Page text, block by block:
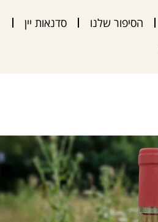
הסיפור שלנו
סדנאות יין